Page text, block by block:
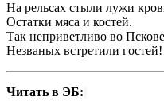
На рельсах стыли лужи
Остатки мяса и костей.
Так неприветливо во Пскове
Незваных встретили гостей!
Читать в ЭБ: